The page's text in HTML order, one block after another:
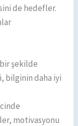
de hedefler.
şekilde
bilginin daha iyi
motivasyonu